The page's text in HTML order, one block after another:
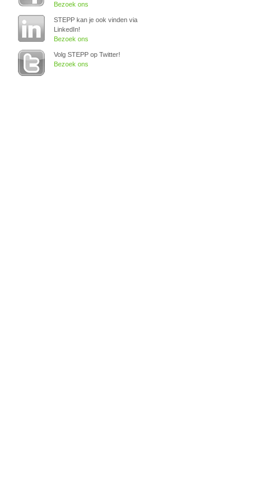
Bezoek ons
STEPP kan je ook vinden via
LinkedIn!
Bezoek ons
Volg STEPP op Twitter!
Bezoek ons